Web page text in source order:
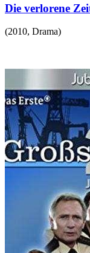
Die verlorene
(2010, Drama)